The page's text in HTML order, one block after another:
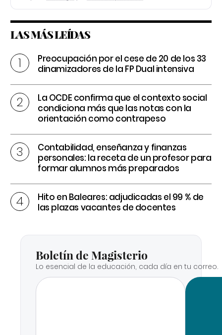
LAS MÁS LEÍDAS
Preocupación por el cese de 20 de los 33
dinamizadores de la FP Dual intensiva
La OCDE confirma que el contexto social
condiciona más que las notas con la
orientación como contrapeso
Contabilidad, enseñanza y finanzas
personales: la receta de un profesor para
formar alumnos más preparados
Hito en Baleares: adjudicadas el 99 % de
las plazas vacantes de docentes
Boletín de Magisterio
Lo esencial de la educación, cada día en tu correo.